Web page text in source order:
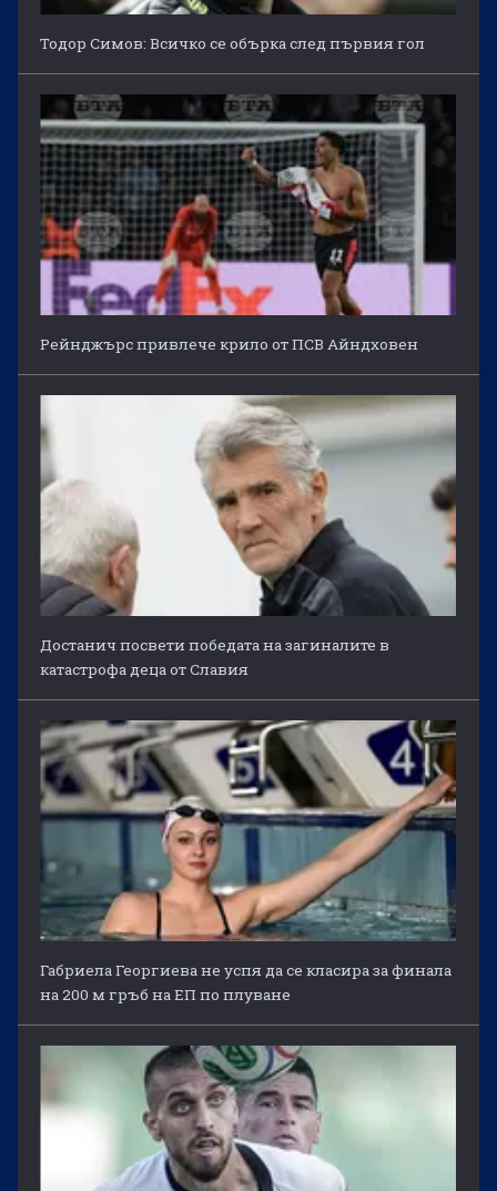
Тодор Симов: Всичко се обърка след първия гол
Рейнджърс привлече крило от ПСВ Айндховен
Достанич посвети победата на загиналите в
катастрофа деца от Славия
Габриела Георгиева не успя да се класира за финала
на 200 м гръб на ЕП по плуване